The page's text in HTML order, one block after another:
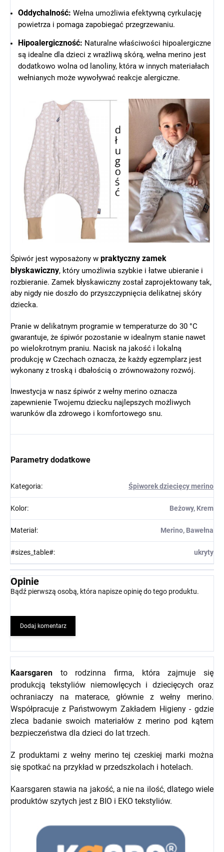
Oddychalność: Wełna umożliwia efektywną cyrkulację
powietrza i pomaga zapobiegać przegrzewaniu.
Hipoalergiczność: Naturalne właściwości hipoalergiczne
są idealne dla dzieci z wrażliwą skórą, wełna merino jest
dodatkowo wolna od lanoliny, która w innych materiałach
wełnianych może wywoływać reakcje alergiczne.
Śpiwór jest wyposażony w praktyczny zamek
błyskawiczny, który umożliwia szybkie i łatwe ubieranie i
rozbieranie. Zamek błyskawiczny został zaprojektowany tak,
aby nigdy nie doszło do przyszczypnięcia delikatnej skóry
dziecka.
Pranie w delikatnym programie w temperaturze do 30 °C
gwarantuje, że śpiwór pozostanie w idealnym stanie nawet
po wielokrotnym praniu. Nacisk na jakość i lokalną
produkcję w Czechach oznacza, że każdy egzemplarz jest
wykonany z troską i dbałością o zrównoważony rozwój.
Inwestycja w nasz śpiwór z wełny merino oznacza
zapewnienie Twojemu dziecku najlepszych możliwych
warunków dla zdrowego i komfortowego snu.
Parametry dodatkowe
Kategoria: Śpiworek dziecięcy merino
Kolor: Beżowy, Krem
Materiał: Merino, Bawełna
#sizes_table#: ukryty
Opinie
Bądź pierwszą osobą, która napisze opinię do tego produktu.
Dodaj komentarz
Kaarsgaren to rodzinna firma, która zajmuje się
produkcją tekstyliów niemowlęcych i dziecięcych oraz
ochraniaczy na materace, głównie z wełny merino.
Współpracuje z Państwowym Zakładem Higieny - gdzie
zleca badanie swoich materiałów z merino pod kątem
bezpieczeństwa dla dzieci do lat trzech.
Z produktami z wełny merino tej czeskiej marki można
się spotkać na przykład w przedszkolach i hotelach.
Kaarsgaren stawia na jakość, a nie na ilość, dlatego wiele
produktów szytych jest z BIO i EKO tekstyliów.